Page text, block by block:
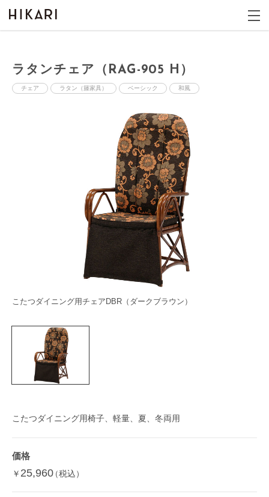
ラタンチェア（RAG-905 H）
チェア ラタン（籐家具） ベーシック 和風
こたつダイニング用チェアDBR（ダークブラウン）
こたつダイニング用椅子、軽量、夏、冬両用
価格
￥ 25,960（税込）